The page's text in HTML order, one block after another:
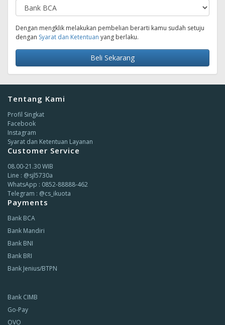
Dengan mengklik melakukan pembelian berarti kamu sudah setuju
dengan Syarat dan Ketentuan yang berlaku.
Beli Sekarang
Tentang Kami
Profil Singkat
Facebook
Instagram
Syarat dan Ketentuan Layanan
Customer Service
08.00-21.30 WIB
Line : @sjl5730a
WhatsApp : 0852-88888-462
Telegram : @cs_ikuota
Payments
Bank BCA
Bank Mandiri
Bank BNI
Bank BRI
Bank Jenius/BTPN
Bank CIMB
Go-Pay
OVO